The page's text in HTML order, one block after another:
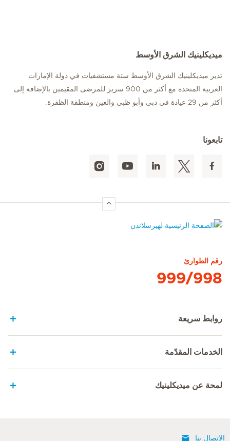
ميديكلينيك الشرق الأوسط
تدير ميديكلينيك الشرق الأوسط ستة مستشفيات في دولة الإمارات
العربية المتحدة مع أكثر من 900 سرير للمرضى المقيمين بالإضافة إلى
أكثر من 29 عيادة في دبي وأبو ظبي والعين ومنطقة الظفرة.
تابعونا
رقم الطوارئ
999/998
روابط سريعة
الخدمات المقدّمة
لمحة عن ميديكلينيك
الإتصال بنا